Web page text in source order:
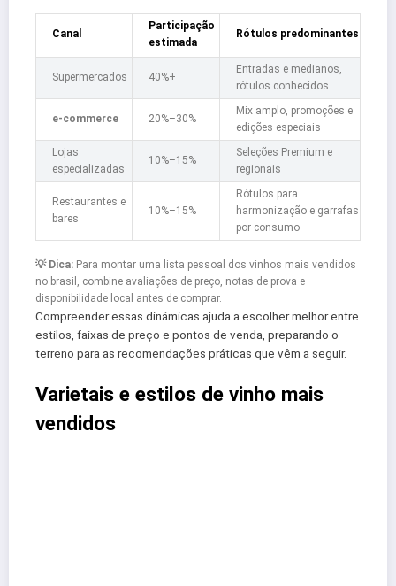
Canal
Participação
estimada
Rótulos predominantes
Supermercados 40%+
Entradas e medianos,
rótulos conhecidos
e-commerce 20%–30%
Mix amplo, promoções e
edições especiais
Lojas
especializadas
10%–15%
Seleções Premium e
regionais
Restaurantes e
bares
10%–15%
Rótulos para
harmonização e garrafas
por consumo
💡 Dica: Para montar uma lista pessoal dos vinhos mais vendidos
no brasil, combine avaliações de preço, notas de prova e
disponibilidade local antes de comprar.
Compreender essas dinâmicas ajuda a escolher melhor entre
estilos, faixas de preço e pontos de venda, preparando o
terreno para as recomendações práticas que vêm a seguir.
Varietais e estilos de vinho mais
vendidos